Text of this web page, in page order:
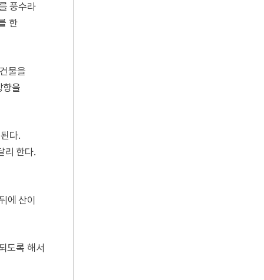
풍수라
한
물을
향을
다.
리 한다.
에 산이
도록 해서